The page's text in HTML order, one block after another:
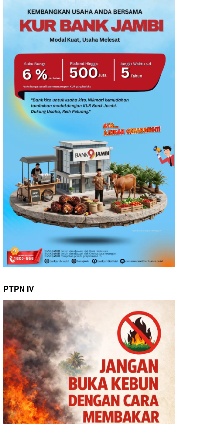
PTPN IV